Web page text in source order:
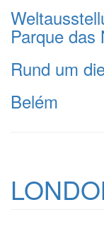
Parque das
Rund um
Belém